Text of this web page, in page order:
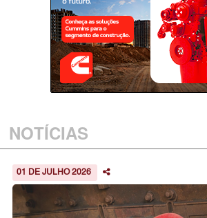
NOTÍCIAS
01 DE JULHO 2026